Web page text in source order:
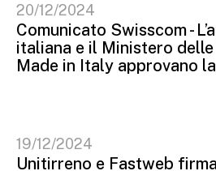
20/12/2024
Comunicato Swisscom -
italiana e il Ministero
Made in Italy approvano
19/12/2024
Unitirreno e Fastweb